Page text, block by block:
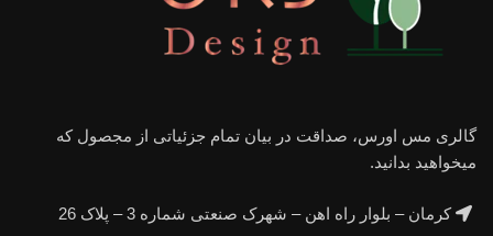
گالری مس اورس، صداقت در بیان تمام جزئیاتی از مجصول که
میخواهید بدانید.
کرمان – بلوار راه اهن – شهرک صنعتی شماره 3 – پلاک 26